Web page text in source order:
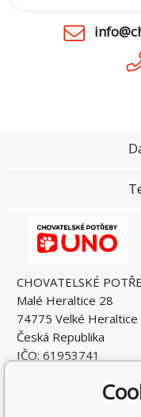
CHOVATELSKÉ
Malé Heraltice 28
74775 Velké Heraltice
Česká Republika
IČO: 61953741